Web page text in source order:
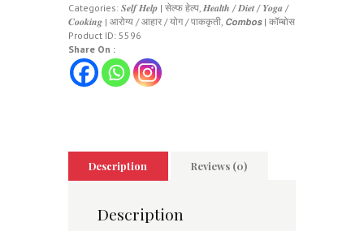
Categories: 𝑺𝒆𝒍𝒇 𝑯𝒆𝒍𝒑 | सेल्फ हेल्प 𝑯𝒆𝒂𝒍𝒕𝒉 / 𝑫𝒊𝒆𝒕 / 𝒀𝒐𝒈𝒂 /
𝑪𝒐𝒐𝒌𝒊𝒏𝒈 | आरोग्य / आहार / योग / पाककृती 𝘾𝙤𝙢𝙗𝙤𝙨 | कॉम्बोस
Product ID: 5596
Share On :
Description Reviews (0)
Description